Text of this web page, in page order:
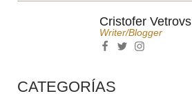
Cristofer Vetrovs
Writer/blogger
CATEGORÍAS